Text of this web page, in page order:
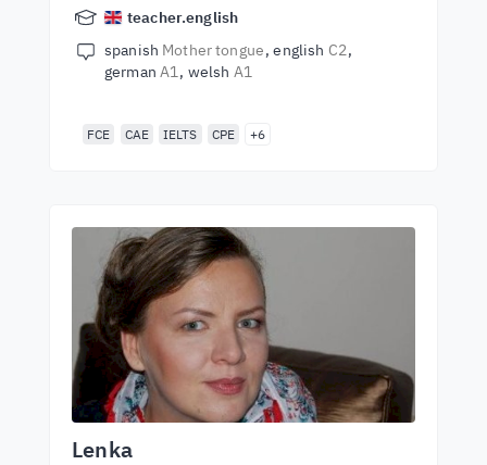
teacher.english
spanish Mother tongue english C2
german A1 welsh A1
FCE CAE IELTS CPE +6
Lenka